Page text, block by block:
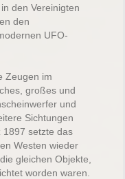
den Vereinigten
den
UFO-
Zeugen im
großes und
und
Sichtungen
1897 setzte das
Westen wieder
gleichen Objekte,
worden waren.